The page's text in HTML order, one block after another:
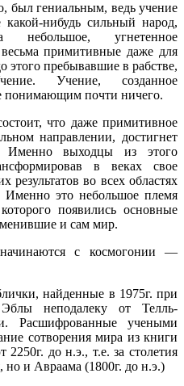
был гениальным, ведь учение
нибудь сильный народ,
угнетенное
примитивные даже для
этого пребывавшие в рабстве,
Учение, созданное
понимающим почти ничего.
что даже примитивное
направлении, достигнет
Именно выходцы из этого
в веках свое
результатов во всех областях
Именно это небольшое племя
появились основные
и сам мир.
с космогонии —
найденные в 1975г. при
Эблы неподалеку от Телль-
Расшифрованные учеными
сотворения мира из книги
до н.э., т.е. за столетия
но и Авраама (1800г. до н.э.)